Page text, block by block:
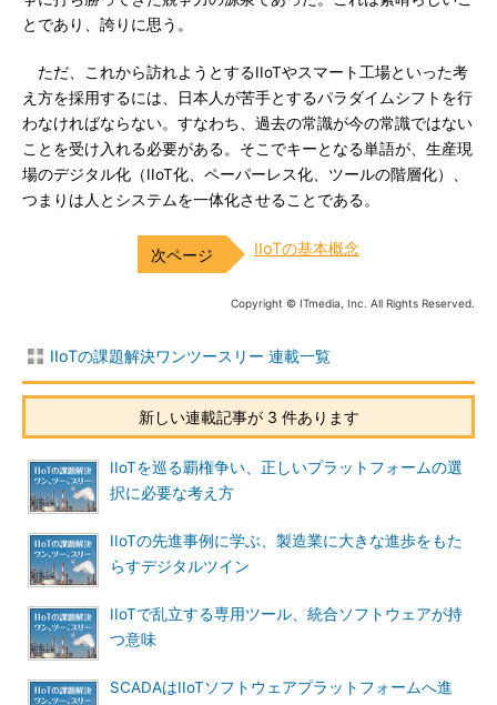
とであり、誇りに思う。
ただ、これから訪れようとするIIoTやスマート工場といった考
え方を採用するには、日本人が苦手とするパラダイムシフトを行
わなければならない。すなわち、過去の常識が今の常識ではない
ことを受け入れる必要がある。そこでキーとなる単語が、生産現
場のデジタル化（IIoT化、ペーパーレス化、ツールの階層化）、
つまりは人とシステムを一体化させることである。
IIoTの基本概念
Copyright © ITmedia, Inc. All Rights Reserved.
IIoTの課題解決ワンツースリー 連載一覧
新しい連載記事が 3 件あります
IIoTを巡る覇権争い、正しいプラットフォームの選
択に必要な考え方
IIoTの先進事例に学ぶ、製造業に大きな進歩をもた
らすデジタルツイン
IIoTで乱立する専用ツール、統合ソフトウェアが持
つ意味
SCADAはIIoTソフトウェアプラットフォームへ進